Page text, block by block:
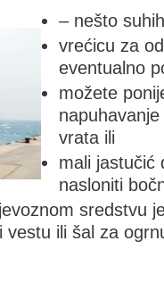
– nešto
vrećicu za
eventualno
možete
vrata ili
mali jastučić
nasloniti
sredstvu
vestu ili šal za